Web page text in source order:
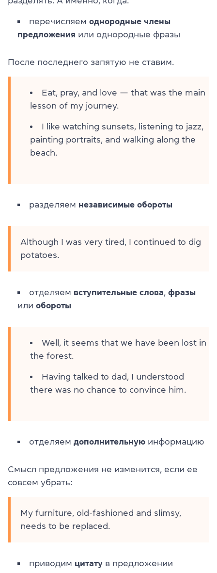
перечисляем однородные члены
предложения или однородные фразы
После последнего запятую не ставим.
Eat, pray, and love — that was the main
lesson of my journey.
I like watching sunsets, listening to jazz,
painting portraits, and walking along the
beach.
разделяем независимые обороты
Although I was very tired, I continued to dig
potatoes.
отделяем вступительные слова, фразы
или обороты
Well, it seems that we have been lost in
the forest.
Having talked to dad, I understood
there was no chance to convince him.
отделяем дополнительную информацию
Смысл предложения не изменится, если ее
совсем убрать:
My furniture, old-fashioned and slimsy,
needs to be replaced.
приводим цитату в предложении